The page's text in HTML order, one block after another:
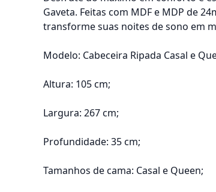
Gaveta. Feitas com MDF e MDP de
transforme suas noites de sono em
Modelo: Cabeceira Ripada Casal e
Altura: 105 cm;
Largura: 267 cm;
Profundidade: 35 cm;
Tamanhos de cama: Casal e Queen;